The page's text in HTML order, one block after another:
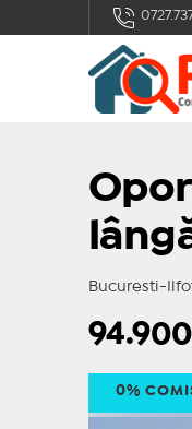
Bucuresti-Ilfov
0%